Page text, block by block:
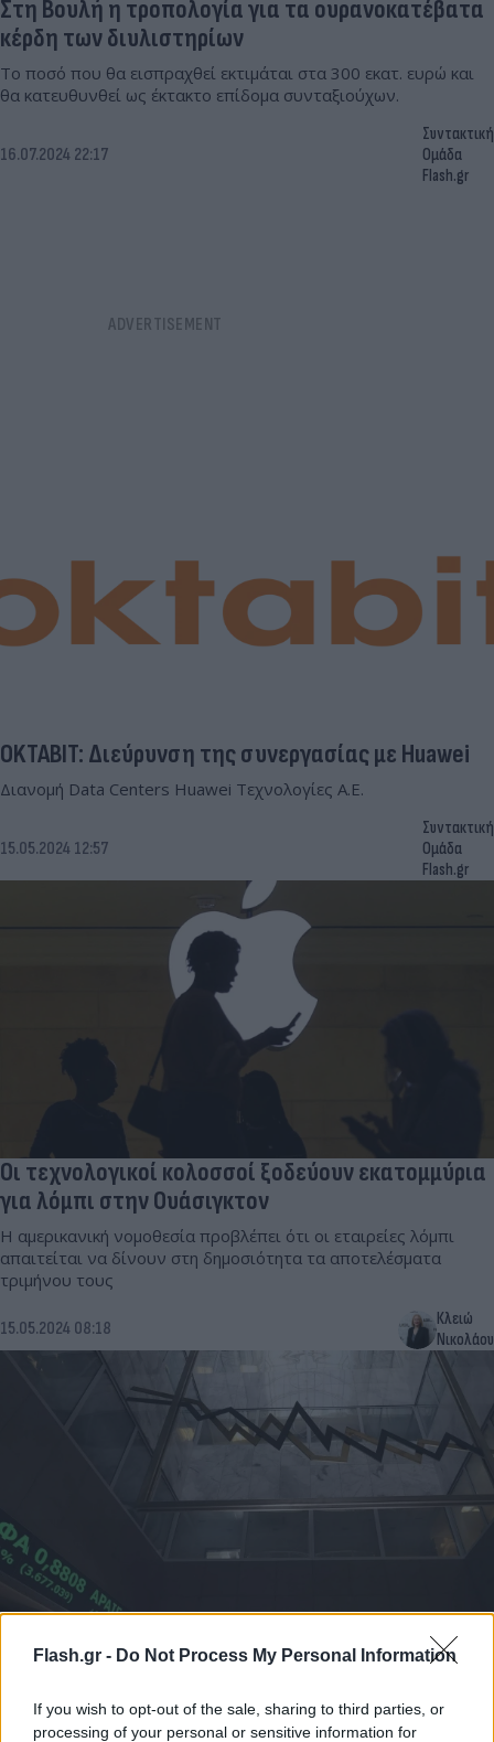
Flash.gr - Do Not Process My Personal Information
If you wish to opt-out of the sale, sharing to third parties, or
processing of your personal or sensitive information for
Στη Βουλή η τροπολογία για τα ουρανοκατέβατα
κέρδη των διυλιστηρίων
Το ποσό που θα εισπραχθεί εκτιμάται στα 300 εκατ. ευρώ και
θα κατευθυνθεί ως έκτακτο επίδομα συνταξιούχων.
16.07.2024 22:17
Συντακτική
Ομάδα
Flash.gr
OKTABIT: Διεύρυνση της συνεργασίας με Huawei
Διανομή Data Centers Huawei Τεχνολογίες Α.Ε.
15.05.2024 12:57
Συντακτική
Ομάδα
Flash.gr
Οι τεχνολογικοί κολοσσοί ξοδεύουν εκατομμύρια
για λόμπι στην Ουάσιγκτον
Η αμερικανική νομοθεσία προβλέπει ότι οι εταιρείες λόμπι
απαιτείται να δίνουν στη δημοσιότητα τα αποτελέσματα
τριμήνου τους
15.05.2024 08:18
Κλειώ
Νικολάου
Καλπάζει ξανά το Χρηματιστήριο: Σε υψηλά 15
ετών κεφαλαιοποίηση και τζίρος
Ρεκόρ 16ετίας στα κέρδη των εισηγμένων - Έρεισμα από την
αναπτυξιακή δυναμική της οικονομίας